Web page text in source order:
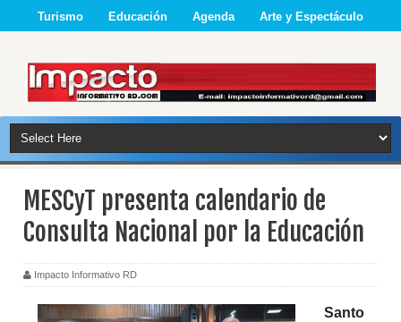
Turismo Educación Agenda Arte y Espectáculo
MESCyT presenta calendario de
Consulta Nacional por la Educación
Impacto Informativo RD
Santo